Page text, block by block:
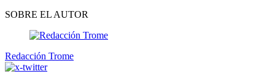
SOBRE EL AUTOR
Redacción Trome